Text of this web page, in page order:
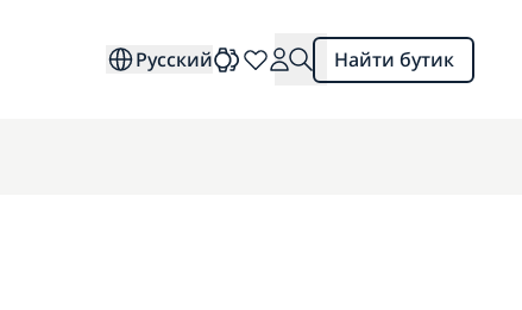
Русский Найти бутик